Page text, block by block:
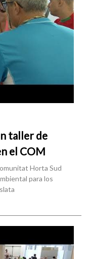
taller de
el COM
Horta Sud
para los